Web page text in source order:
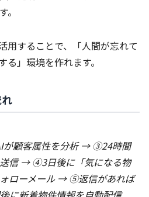
用することで、「人間が忘れて
」環境を作れます。
顧客属性を分析 → ③24時間
信 → ④3日後に「気になる物
ローメール → ⑤返信があれば